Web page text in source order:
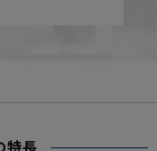
特長